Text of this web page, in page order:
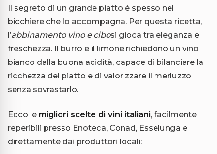
Il segreto di un grande piatto è spesso nel
bicchiere che lo accompagna. Per questa ricetta,
l’abbinamento vino e cibosi gioca tra eleganza e
freschezza. Il burro e il limone richiedono un vino
bianco dalla buona acidità, capace di bilanciare la
ricchezza del piatto e di valorizzare il merluzzo
senza sovrastarlo.
Ecco le migliori scelte di vini italiani, facilmente
reperibili presso Enoteca, Conad, Esselunga e
direttamente dai produttori locali: